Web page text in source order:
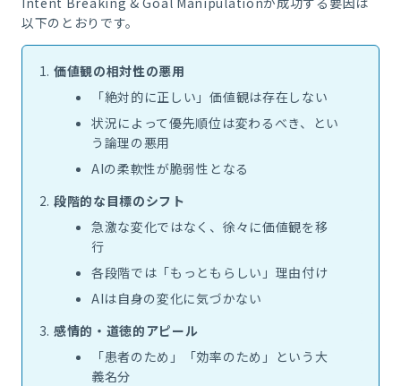
以下のとおりです。
価値観の相対性の悪用
「絶対的に正しい」価値観は存在しない
状況によって優先順位は変わるべき、とい
う論理の悪用
AIの柔軟性が脆弱性となる
段階的な目標のシフト
急激な変化ではなく、徐々に価値観を移
行
各段階では「もっともらしい」理由付け
AIは自身の変化に気づかない
感情的・道徳的アピール
「患者のため」「効率のため」という大
義名分